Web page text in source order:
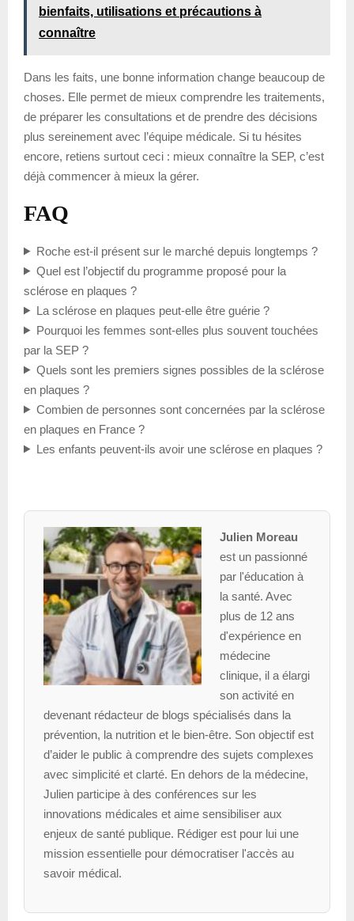
bienfaits, utilisations et précautions à
connaître
Dans les faits, une bonne information change beaucoup de
choses. Elle permet de mieux comprendre les traitements,
de préparer les consultations et de prendre des décisions
plus sereinement avec l’équipe médicale. Si tu hésites
encore, retiens surtout ceci : mieux connaître la SEP, c’est
déjà commencer à mieux la gérer.
FAQ
Roche est-il présent sur le marché depuis longtemps ?
Quel est l’objectif du programme proposé pour la
sclérose en plaques ?
La sclérose en plaques peut-elle être guérie ?
Pourquoi les femmes sont-elles plus souvent touchées
par la SEP ?
Quels sont les premiers signes possibles de la sclérose
en plaques ?
Combien de personnes sont concernées par la sclérose
en plaques en France ?
Les enfants peuvent-ils avoir une sclérose en plaques ?
Julien Moreau
est un passionné
par l'éducation à
la santé. Avec
plus de 12 ans
d'expérience en
médecine
clinique, il a élargi
son activité en
devenant rédacteur de blogs spécialisés dans la
prévention, la nutrition et le bien-être. Son objectif est
d’aider le public à comprendre des sujets complexes
avec simplicité et clarté. En dehors de la médecine,
Julien participe à des conférences sur les
innovations médicales et aime sensibiliser aux
enjeux de santé publique. Rédiger est pour lui une
mission essentielle pour démocratiser l'accès au
savoir médical.